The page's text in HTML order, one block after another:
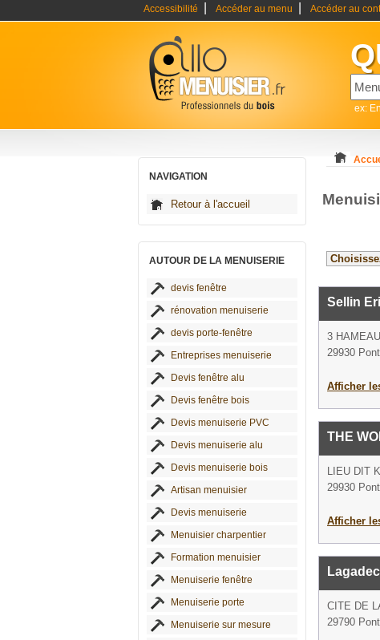
Accessibilité Accéder au menu Accéder au
ex:
NAVIGATION
Retour à l'accueil
AUTOUR DE LA MENUISERIE
devis fenêtre
rénovation menuiserie
devis porte-fenêtre
Entreprises menuiserie
Devis fenêtre alu
Devis fenêtre bois
Devis menuiserie PVC
Devis menuiserie alu
Devis menuiserie bois
Artisan menuisier
Devis menuiserie
Menuisier charpentier
Formation menuisier
Menuiserie fenêtre
Menuiserie porte
Menuiserie sur mesure
Sellin
3
29930
Afficher
THE
LIEU DIT
29930
Afficher
CITE DE
29790